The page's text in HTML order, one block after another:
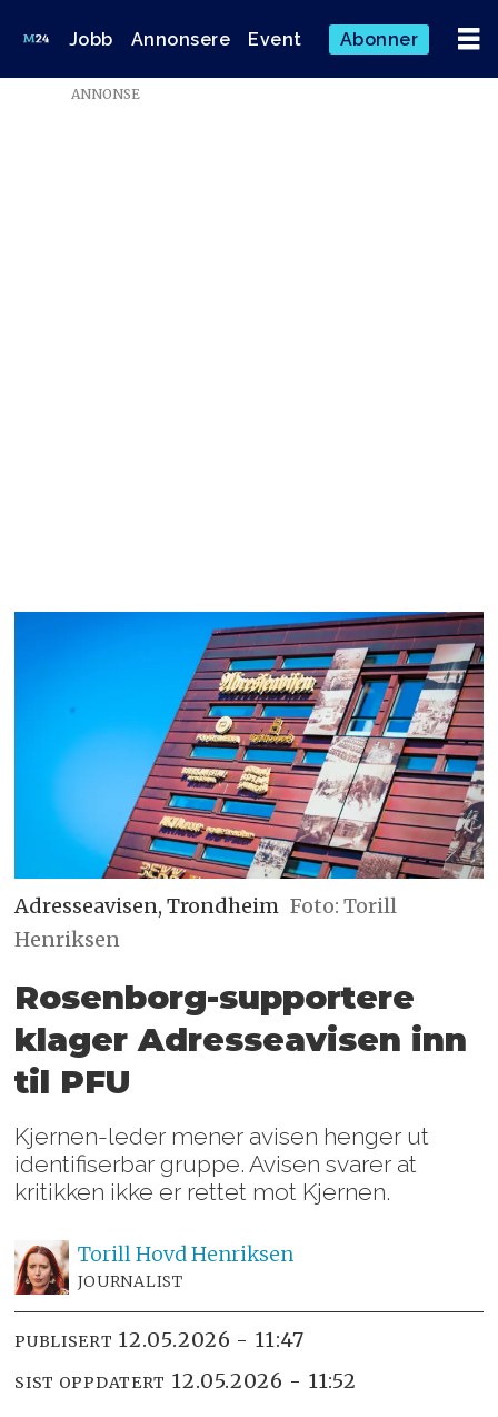
Jobb Annonsere Event Abonner
ANNONSE
Adresseavisen, Trondheim Foto: Torill
Henriksen
Rosenborg-supportere
klager Adresseavisen inn
til PFU
Kjernen-leder mener avisen henger ut
identifiserbar gruppe. Avisen svarer at
kritikken ikke er rettet mot Kjernen.
Torill HovdHenriksen
JOURNALIST
PUBLISERT 12.05.2026 - 11:47
SIST OPPDATERT 12.05.2026 - 11:52